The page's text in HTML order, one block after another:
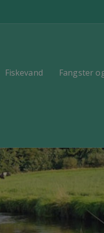
Fiskevand Fangster